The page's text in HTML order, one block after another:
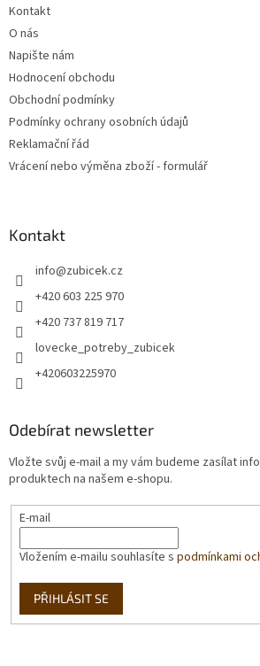
u
Kontakt
O nás
Napište nám
Hodnocení obchodu
Obchodní podmínky
Podmínky ochrany osobních údajů
Reklamační řád
Vrácení nebo výměna zboží - formulář
Kontakt
info@zubicek.cz
+420 603 225 970
+420 737 819 717
lovecke_potreby_zubicek
+420603225970
Odebírat newsletter
Vložte svůj e-mail a my vám budeme zasílat
produktech na našem e-shopu.
E-mail
Vložením e-mailu souhlasíte s podmínkami
PŘIHLÁSIT SE